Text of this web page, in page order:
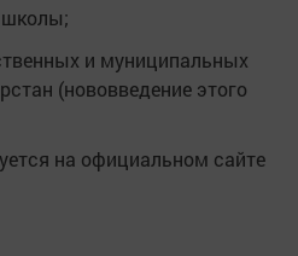
школы;
и муниципальных
(нововведение этого
на официальном сайте